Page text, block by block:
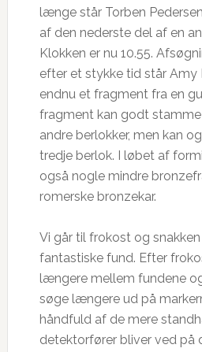
længe står Torben
af den nederste del af en
Klokken er nu 10.55.
efter et stykke tid står Amy
endnu et fragment fra en
fragment kan godt
andre berlokker, men kan
tredje berlok. I løbet af
også nogle mindre
romerske bronzekar.
Vi går til frokost og
fantastiske fund. Efter
længere mellem fundene
søge længere ud på
håndfuld af de mere
detektorfører bliver ved på